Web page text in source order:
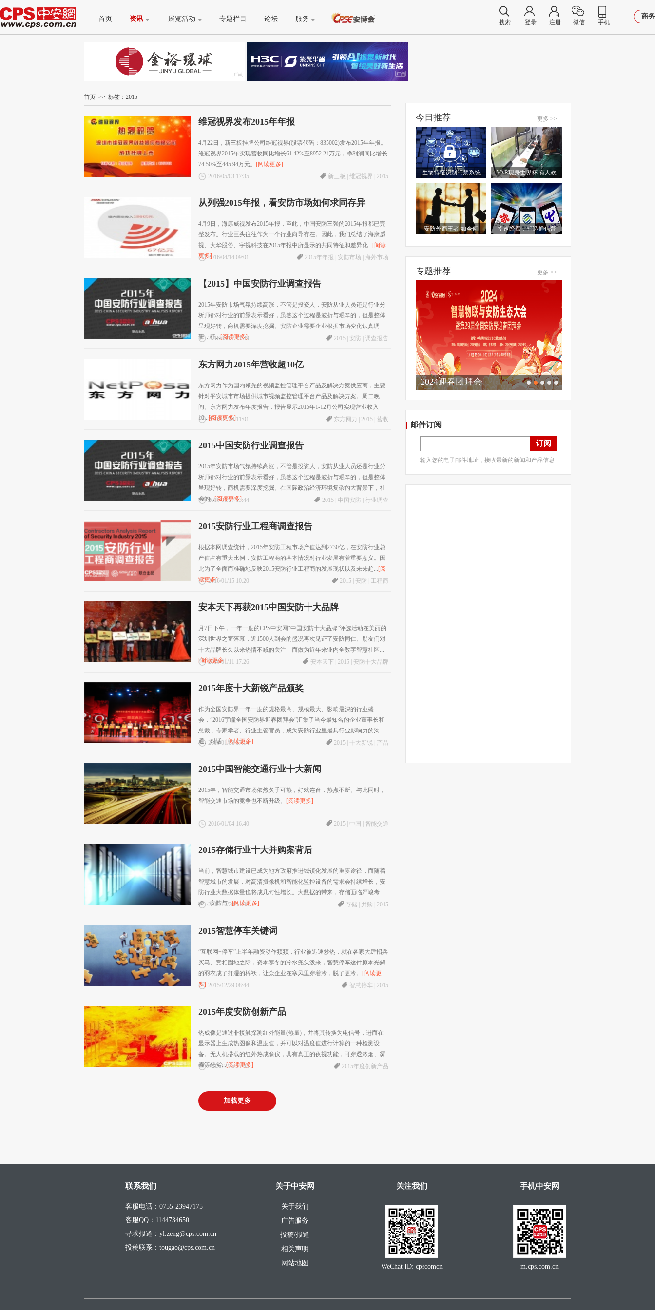
首页 资讯 展览活动 专题栏目 论坛 服务 搜索 登录 注册 微信 手机
商
首页 >> 标签：2015
维冠视界发布2015年年报
4月22日，新三板挂牌公司维冠视界(股票代码：835002)发布2015年年报。
维冠视界2015年实现营收同比增长61.42%至8952.24万元，净利润同比增长
74.50%至445.94万元。 [阅读更多]
2016/05/03 17:35
新三板 维冠视界 2015
从列强2015年报，看安防市场如何求同存异
4月9日，海康威视发布2015年报，至此，中国安防三强的2015年报都已完
整发布。行业巨头往往作为一个行业向导存在。因此，我们总结了海康威
视、大华股份、宇视科技在2015年报中所显示的共同特征和差异化...[阅读
更多]2016/04/14 09:01 2015年年报 安防市场 海外市场
【2015】中国安防行业调查报告
2015年安防市场气氛持续高涨，不管是投资人，安防从业人员还是行业分
析师都对行业的前景表示看好，虽然这个过程是波折与艰辛的，但是整体
呈现好转，商机需要深度挖掘。安防企业需要企业根据市场变化认真调
研，积...[阅读更多]
2016/03/07 11:39 2015 安防 调查报告
东方网力2015年营收超10亿
东方网力作为国内领先的视频监控管理平台产品及解决方案供应商，主要
针对平安城市市场提供城市视频监控管理平台产品及解决方案。周二晚
间。东方网力发布年度报告，报告显示2015年1-12月公司实现营业收入
10...[阅读更多]
2016/02/19 11:01 东方网力 2015 营收
2015中国安防行业调查报告
2015年安防市场气氛持续高涨，不管是投资人，安防从业人员还是行业分
析师都对行业的前景表示看好，虽然这个过程是波折与艰辛的，但是整体
呈现好转，商机需要深度挖掘。在国际政治经济环境复杂的大背景下，社
会的...[阅读更多]
2016/01/27 13:44 2015 中国安防 行业调查
2015安防行业工程商调查报告
根据本网调查统计，2015年安防工程市场产值达到2730亿，在安防行业总
产值占有重大比例，安防工程商的基本情况对行业发展有着重要意义。因
此为了全面而准确地反映2015安防行业工程商的发展现状以及未来趋...[阅
读更多]2016/01/15 10:20 2015 安防 工程商
安本天下再获2015中国安防十大品牌
月7日下午，一年一度的CPS中安网“中国安防十大品牌”评选活动在美丽的
深圳世界之窗落幕，近1500人到会的盛况再次见证了安防同仁、朋友们对
十大品牌长久以来热情不减的关注，而做为近年来业内全数字智慧社区...
[阅读更多]
2016/01/11 17:26 安本天下 2015 安防十大品牌
2015年度十大新锐产品颁奖
作为全国安防界一年一度的规格最高、规模最大、影响最深的行业盛
会，“2016宇瞳全国安防界迎春团拜会”汇集了当今最知名的企业董事长和
总裁，专家学者、行业主管官员，成为安防行业里最具行业影响力的沟
通、对话...[阅读更多]
2016/01/08 17:14 2015 十大新锐 产品
2015中国智能交通行业十大新闻
2015年，智能交通市场依然炙手可热，好戏连台，热点不断。与此同时，
智能交通市场的竞争也不断升级。 [阅读更多]
2016/01/04 16:40 2015 中国 智能交通
2015存储行业十大并购案背后
当前，智慧城市建设已成为地方政府推进城镇化发展的重要途径，而随着
智慧城市的发展，对高清摄像机和智能化监控设备的需求会持续增长，安
防行业大数据体量也将成几何性增长。大数据的带来，存储面临严峻考
验，安防与...[阅读更多]
2015/12/29 11:06 存储 并购 2015
2015智慧停车关键词
“互联网+停车”上半年融资动作频频，行业被迅速炒热，就在各家大肆招兵
买马、竞相圈地之际，资本寒冬的冷水兜头泼来，智慧停车这件原本光鲜
的羽衣成了打湿的棉袄，让众企业在寒风里穿着冷，脱了更冷。 [阅读更
多] 2015/12/29 08:44 智慧停车 2015
2015年度安防创新产品
热成像是通过非接触探测红外能量(热量)，并将其转换为电信号，进而在
显示器上生成热图像和温度值，并可以对温度值进行计算的一种检测设
备。无人机搭载的红外热成像仪，具有真正的夜视功能，可穿透浓烟、雾
霾等恶劣...[阅读更多]
2015/12/25 17:45 2015年度创新产品
加载更多
今日推荐 更多 >>
生物特征识别门禁系统 VAR现身世界杯 有人欢
安防外商王者 如今何 提速降费，打造通信普
专题推荐 更多 >>
2024迎春团拜会
邮件订阅
订阅
输入您的电子邮件地址，接收最新的新闻和产品信息
联系我们
客服电话：0755-23947175
客服QQ：1144734650
寻求报道：yl.zeng@cps.com.cn
投稿联系：tougao@cps.com.cn
关于中安网
关于我们
广告服务
投稿/报道
相关声明
网站地图
关注我们
WeChat ID: cpscomcn
手机中安网
m.cps.com.cn